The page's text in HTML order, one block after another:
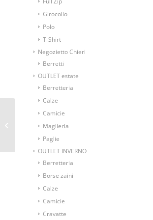
Girocollo
Polo
T-Shirt
Negozietto Chieri
Berretti
OUTLET estate
Berretteria
Calze
Camicie
Maglieria
Paglie
OUTLET INVERNO
Berretteria
Borse zaini
Calze
Camicie
Cravatte
GALLO Calze lunghe
leggerissimo francese
fantasia palmette